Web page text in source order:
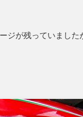
ジが残っていました